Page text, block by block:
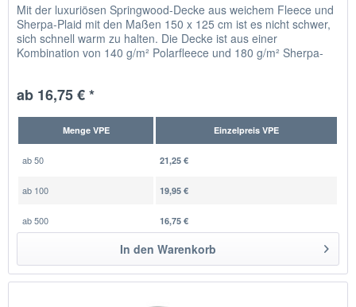
Mit der luxuriösen Springwood-Decke aus weichem Fleece und
Sherpa-Plaid mit den Maßen 150 x 125 cm ist es nicht schwer,
sich schnell warm zu halten. Die Decke ist aus einer
Kombination von 140 g/m² Polarfleece und 180 g/m² Sherpa-
ab 16,75 € *
Menge VPE Einzelpreis VPE
ab50 21,25 €
ab 100 19,95 €
ab500 16,75 €
In den Warenkorb